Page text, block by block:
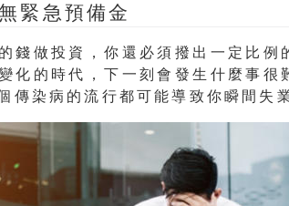
無緊急預備金
錢做投資，你還必須撥出一定比例
化的時代，下一刻會發生什麼事很
傳染病的流行都可能導致你瞬間失